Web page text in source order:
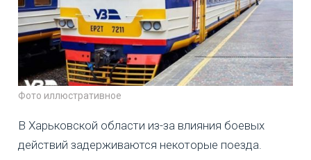
Фото иллюстративное
В Харьковской области из-за влияния боевых
действий задерживаются некоторые поезда.